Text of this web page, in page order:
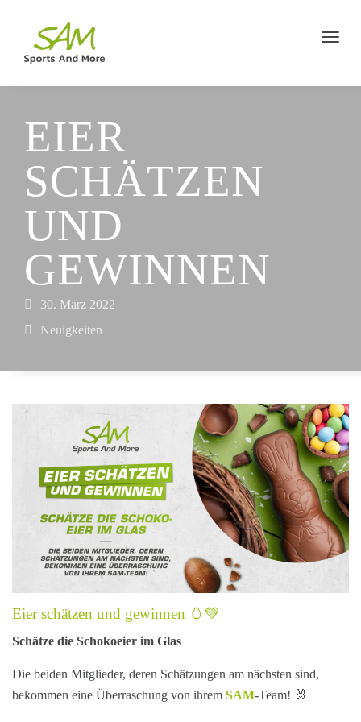
EIER
SCHÄTZEN
UND
GEWINNEN
30. März 2022
Neuigkeiten
Eier schätzen und gewinnen 🥚💚
Schätze die Schokoeier im Glas
Die beiden Mitglieder, deren Schätzungen am nächsten sind,
bekommen eine Überraschung von ihrem SAM-Team! 🐰